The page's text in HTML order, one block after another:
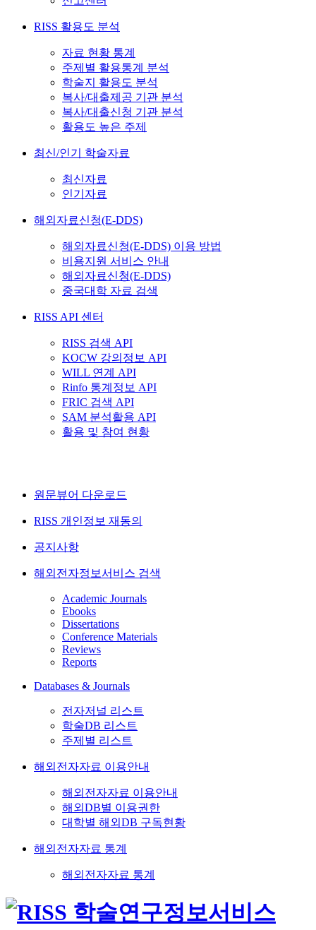
RISS 활용도 분석
자료 현황 통계
주제별 활용통계 분석
학술지 활용도 분석
복사/대출제공 기관 분석
복사/대출신청 기관 분석
활용도 높은 주제
최신/인기 학술자료
최신자료
인기자료
해외자료신청(E-DDS)
해외자료신청(E-DDS) 이용 방법
비용지원 서비스 안내
해외자료신청(E-DDS)
중국대학 자료 검색
RISS API 센터
RISS 검색 API
KOCW 강의정보 API
WILL 연계 API
Rinfo 통계정보 API
FRIC 검색 API
SAM 분석활용 API
활용 및 참여 현황
원문뷰어 다운로드
RISS 개인정보 재동의
공지사항
해외전자정보서비스 검색
Academic Journals
Ebooks
Dissertations
Conference Materials
Reviews
Reports
Databases & Journals
전자저널 리스트
학술DB 리스트
주제별 리스트
해외전자자료 이용안내
해외전자자료 이용안내
해외DB별 이용권한
대학별 해외DB 구독현황
해외전자자료 통계
해외전자자료 통계